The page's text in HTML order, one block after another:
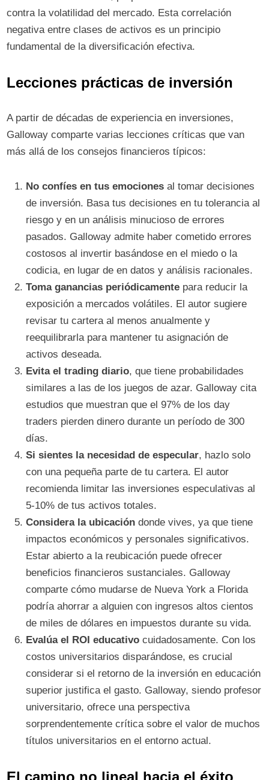
contra la volatilidad del mercado. Esta correlación
negativa entre clases de activos es un principio
fundamental de la diversificación efectiva.
Lecciones prácticas de inversión
A partir de décadas de experiencia en inversiones,
Galloway comparte varias lecciones críticas que van
más allá de los consejos financieros típicos:
No confíes en tus emociones al tomar decisiones
de inversión. Basa tus decisiones en tu tolerancia al
riesgo y en un análisis minucioso de errores
pasados. Galloway admite haber cometido errores
costosos al invertir basándose en el miedo o la
codicia, en lugar de en datos y análisis racionales.
Toma ganancias periódicamente para reducir la
exposición a mercados volátiles. El autor sugiere
revisar tu cartera al menos anualmente y
reequilibrarla para mantener tu asignación de
activos deseada.
Evita el trading diario, que tiene probabilidades
similares a las de los juegos de azar. Galloway cita
estudios que muestran que el 97% de los day
traders pierden dinero durante un período de 300
días.
Si sientes la necesidad de especular, hazlo solo
con una pequeña parte de tu cartera. El autor
recomienda limitar las inversiones especulativas al
5-10% de tus activos totales.
Considera la ubicación donde vives, ya que tiene
impactos económicos y personales significativos.
Estar abierto a la reubicación puede ofrecer
beneficios financieros sustanciales. Galloway
comparte cómo mudarse de Nueva York a Florida
podría ahorrar a alguien con ingresos altos cientos
de miles de dólares en impuestos durante su vida.
Evalúa el ROI educativo cuidadosamente. Con los
costos universitarios disparándose, es crucial
considerar si el retorno de la inversión en educación
superior justifica el gasto. Galloway, siendo profesor
universitario, ofrece una perspectiva
sorprendentemente crítica sobre el valor de muchos
títulos universitarios en el entorno actual.